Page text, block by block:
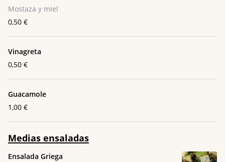
Mostaza y miel
0,50 €
Vinagreta
0,50 €
Guacamole
1,00 €
Medias ensaladas
Ensalada Griega